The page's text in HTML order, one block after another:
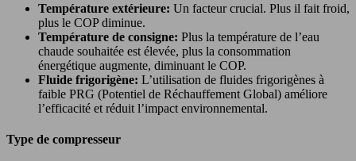
Température extérieure: Un facteur crucial. Plus il fait froid,
plus le COP diminue.
Température de consigne: Plus la température de l’eau
chaude souhaitée est élevée, plus la consommation
énergétique augmente, diminuant le COP.
Fluide frigorigène: L’utilisation de fluides frigorigènes à
faible PRG (Potentiel de Réchauffement Global) améliore
l’efficacité et réduit l’impact environnemental.
Type de compresseur